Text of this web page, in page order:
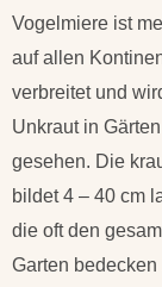
Vogelmiere ist
auf allen
verbreitet und
Unkraut in
gesehen. Die
bildet 4 – 40 cm
die oft den
Garten